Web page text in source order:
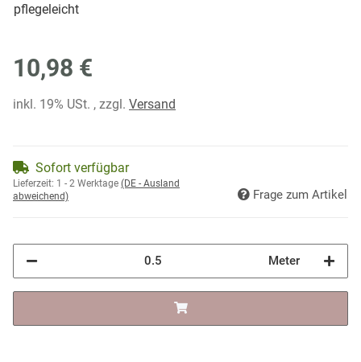
pflegeleicht
10,98 €
inkl. 19% USt. , zzgl. Versand
Sofort verfügbar
Lieferzeit: 1 - 2 Werktage (DE - Ausland
abweichend)
Frage zum Artikel
Meter